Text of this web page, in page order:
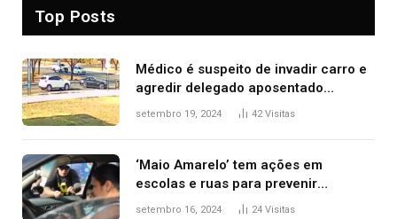
Top Posts
Médico é suspeito de invadir carro e
agredir delegado aposentado
durante confusão no trânsito
setembro 19, 2024 42Visitas
‘Maio Amarelo’ tem ações em
escolas e ruas para prevenir
acidentes no trânsito no AP
setembro 16, 2024 24 Visitas